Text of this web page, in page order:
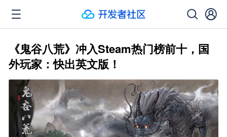
《鬼谷八荒》冲入Steam热门榜前十，国
外玩家：快出英文版！